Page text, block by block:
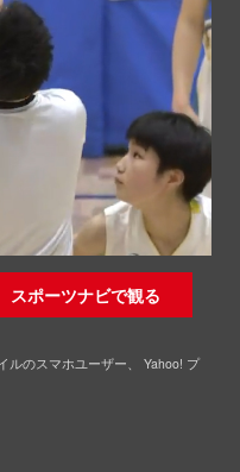
スポーツナビで観る
ルのスマホユーザー、 Yahoo! プ